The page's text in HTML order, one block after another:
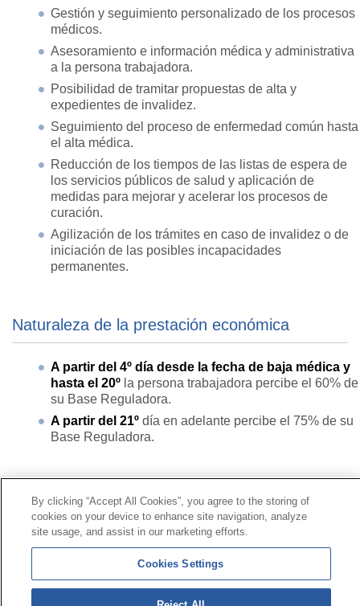
Gestión y seguimiento personalizado de los procesos
médicos.
Asesoramiento e información médica y administrativa
a la persona trabajadora.
Posibilidad de tramitar propuestas de alta y
expedientes de invalidez.
Seguimiento del proceso de enfermedad común hasta
el alta médica.
Reducción de los tiempos de las listas de espera de
los servicios públicos de salud y aplicación de
medidas para mejorar y acelerar los procesos de
curación.
Agilización de los trámites en caso de invalidez o de
iniciación de las posibles incapacidades
permanentes.
Naturaleza de la prestación económica
A partir del 4º día desde la fecha de baja médica y
hasta el 20º la persona trabajadora percibe el 60% de
su Base Reguladora.
A partir del 21º día en adelante percibe el 75% de su
Base Reguladora.
Línea Universal 900 203 203|Zona Privada Comisión de
Prestaciones Especiales|Zona Privada Proveedor
© Mutua Universal 2026 | Mapa del sitio | Aviso legal
By clicking “Accept All Cookies”, you agree to the storing of
cookies on your device to enhance site navigation, analyze
site usage, and assist in our marketing efforts.
Cookies Settings